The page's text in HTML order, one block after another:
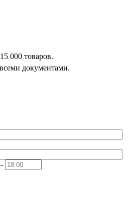
000 товаров.
документами.
-